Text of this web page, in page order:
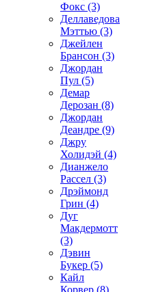
Фокс (3)
Деллаведова
Мэттью (3)
Джейлен
Брансон (3)
Джордан
Пул (5)
Демар
Дерозан (8)
Джордан
Деандре (9)
Джру
Холидэй (4)
Дианжело
Рассел (3)
Дрэймонд
Грин (4)
Дуг
Макдермотт
(3)
Дэвин
Букер (5)
Кайл
Корвер (8)